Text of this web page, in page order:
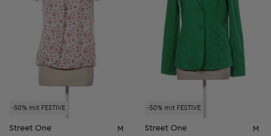
-50% mit FESTIVE
Street One M
-50% mit FESTIVE
Street One M